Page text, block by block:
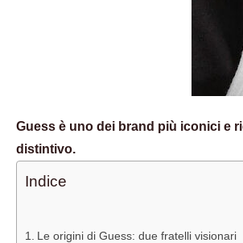
Guess è uno dei brand più iconici e
distintivo.
Indice
Le origini di Guess: due fratelli visionari